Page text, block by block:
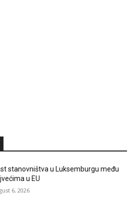
stanovništva u Luksemburgu među
u EU
6, 2026